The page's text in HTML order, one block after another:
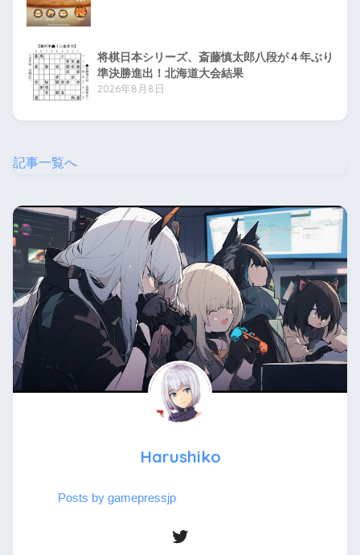
将棋日本シリーズ、斎藤慎太郎八段が４年ぶり
準決勝進出！北海道大会結果
2026年8月8日
記事一覧へ
Harushiko
Posts by gamepressjp